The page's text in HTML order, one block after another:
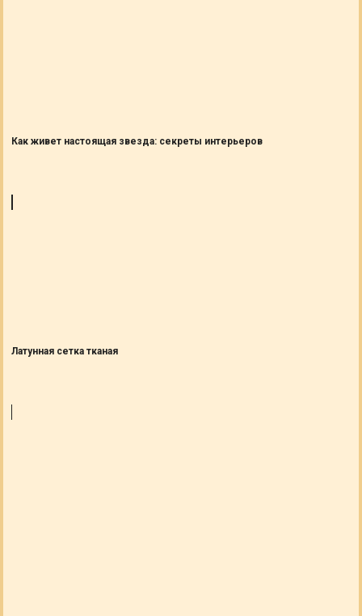
Как живет настоящая звезда: секреты интерьеров
Латунная сетка тканая